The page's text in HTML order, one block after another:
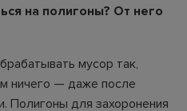
на полигоны? От него
мусор так,
ничего — даже после
Полигоны для захоронения